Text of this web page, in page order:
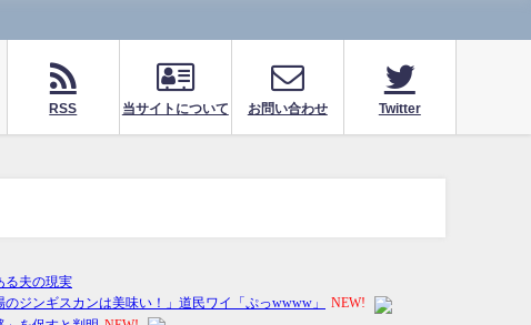
RSS 当サイトについて お問い合わせ Twitter